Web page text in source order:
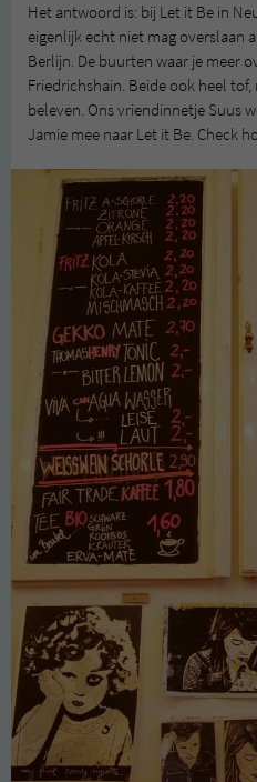
Het antwoord is: bij Let it Be in
eigenlijk echt niet mag overslaan
Berlijn. De buurten waar je meer
Friedrichshain. Beide ook heel
beleven. Ons vriendinnetje Suus
Jamie mee naar Let it Be. Check